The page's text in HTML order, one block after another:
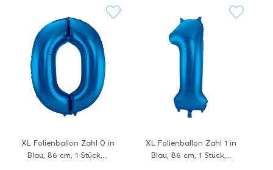
XL Folienballon Zahl 0 in
Blau, 86 cm, 1 Stück,...
XL Folienballon Zahl 1 in
Blau, 86 cm, 1 Stück,...